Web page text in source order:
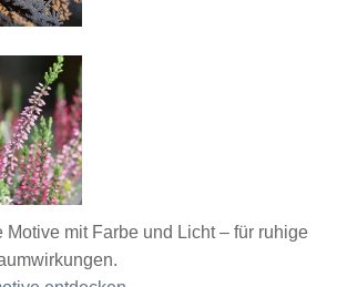
Motive mit Farbe und Licht – für ruhige